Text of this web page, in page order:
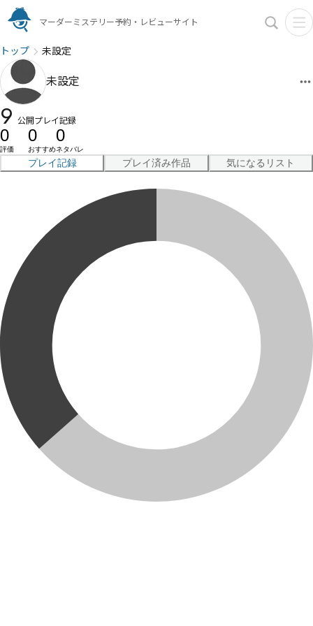
マーダーミステリー予約・レビューサイト
トップ 未設定
未設定
9 公開プレイ記録
0
評価
0
おすすめ
0
ネタバレ
プレイ記録 プレイ済み作品 気になるリスト